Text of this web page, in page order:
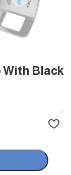
With Black